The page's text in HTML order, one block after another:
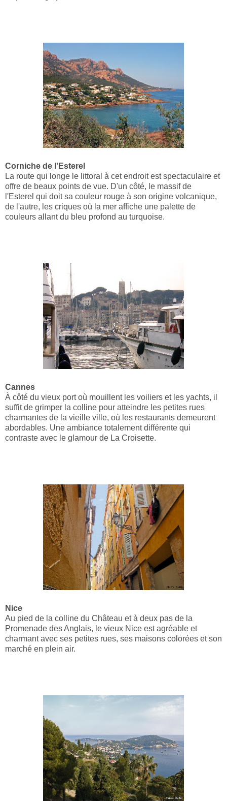
Corniche de l'Esterel
La route qui longe le littoral à cet endroit est spectaculaire et
offre de beaux points de vue. D'un côté, le massif de
l'Esterel qui doit sa couleur rouge à son origine volcanique,
de l'autre, les criques où la mer affiche une palette de
couleurs allant du bleu profond au turquoise.
Cannes
À côté du vieux port où mouillent les voiliers et les yachts, il
suffit de grimper la colline pour atteindre les petites rues
charmantes de la vieille ville, où les restaurants demeurent
abordables. Une ambiance totalement différente qui
contraste avec le glamour de La Croisette.
Nice
Au pied de la colline du Château et à deux pas de la
Promenade des Anglais, le vieux Nice est agréable et
charmant avec ses petites rues, ses maisons colorées et son
marché en plein air.